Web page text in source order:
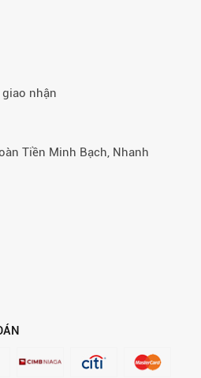
nhận
Tiền Minh Bạch, Nhanh